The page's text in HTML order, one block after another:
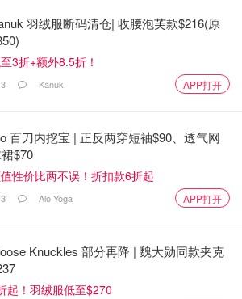
升至 108,000 美元以上的历史新高，
寨币产生了连锁反应。比特币和 XRP
明，市场对比特币的情绪可以显著影响
表现。
的日益普及，许多专家认为 XRP 可能
苏。促成这种乐观情绪的因素包括加拿
可能会鼓励机构投资和加密货币的零售
来越多的金融机构探索数字货币，XRP
的首选，从而进一步推高其价格。
和投资者来说，了解如何驾驭波动的加
。面对加密货币的波动，无论您是渴望
中遇到困难，或担心成为骗局的受害
羽绒服断码清仓| 收腰泡芙款$216(原
3折+额外8.5折！
3 Kanuk APP打开
百刀内挖宝 | 正反两穿短袖$90、透气网
$70
性价比两不误！折扣款6折起
3 Alo Yoga APP打开
Knuckles 部分再降 | 魏大勋同款夹克
起！羽绒服低至$270